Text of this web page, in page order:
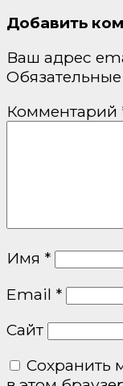
Добавить
Ваш адрес
Комментарий
Имя *
Email *
Сайт
Сохранить